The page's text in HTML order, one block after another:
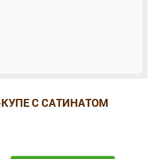
С САТИНАТОМ